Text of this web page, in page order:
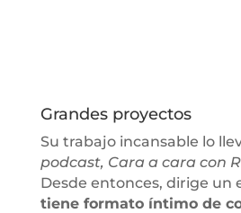
Grandes proyectos
Su trabajo incansable lo
podcast, Cara a cara con
Desde entonces, dirige un
tiene formato íntimo de